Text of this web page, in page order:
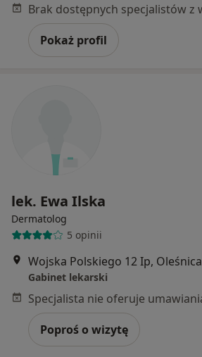
Pokaż profil
lek. Ewa Ilska
Dermatolog
5 opinii
Wojska Polskiego 12 Ip, Oleśnica
Gabinet lekarski
Poproś o wizytę